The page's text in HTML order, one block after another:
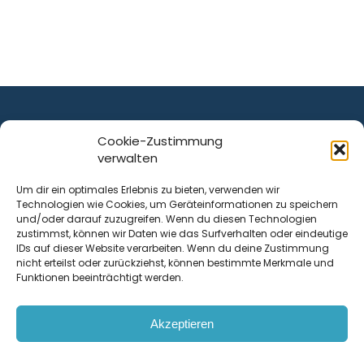
Cookie-Zustimmung
verwalten
Um dir ein optimales Erlebnis zu bieten, verwenden wir
Technologien wie Cookies, um Geräteinformationen zu speichern
und/oder darauf zuzugreifen. Wenn du diesen Technologien
zustimmst, können wir Daten wie das Surfverhalten oder eindeutige
IDs auf dieser Website verarbeiten. Wenn du deine Zustimmung
nicht erteilst oder zurückziehst, können bestimmte Merkmale und
Funktionen beeinträchtigt werden.
Akzeptieren
ist ein Service von
Krenn Real GmbH
Tischlerstraße 12
4050Traun| Österreich
Kontakt